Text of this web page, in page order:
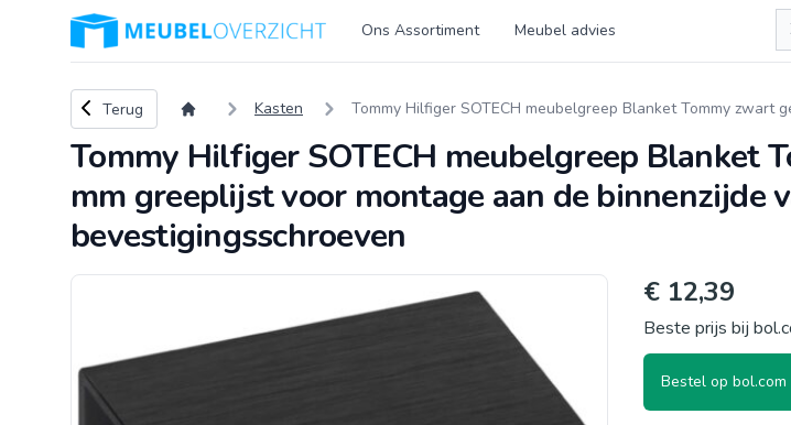
Logo Meubeloverzicht.nl Ons Assortiment Meubel advies
Terug naar overzicht
Terug Kasten Tommy Hilfiger SOTECH meubelgreep Blanket Tommy zwart
Tommy Hilfiger SOTECH meubelgreep Blanket
mm greeplijst voor montage aan de binnenzijde
bevestigingsschroeven
€ 12,39
Beste prijs bij
Bestel op bol.com